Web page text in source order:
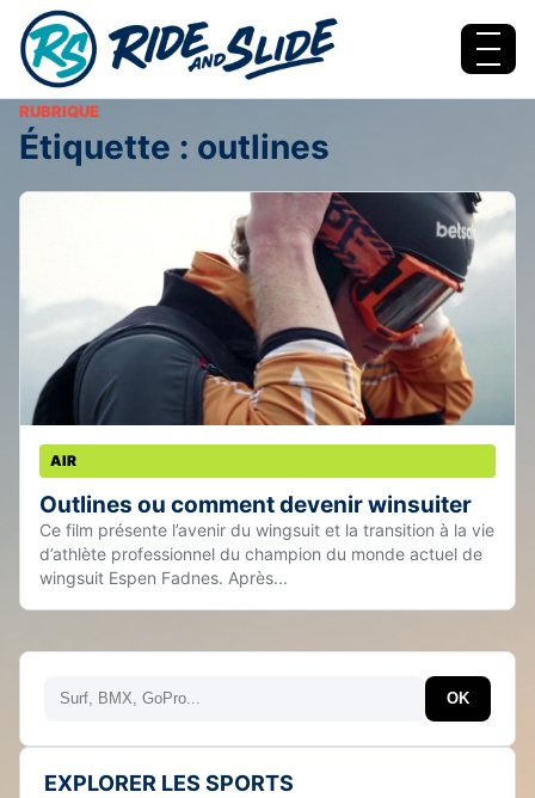
Aller au contenu
Menu
RUBRIQUE
Étiquette : outlines
AIR
Outlines ou comment devenir winsuiter
Ce film présente l’avenir du wingsuit et la transition à la vie
d’athlète professionnel du champion du monde actuel de
wingsuit Espen Fadnes. Après...
Rechercher OK
EXPLORER LES SPORTS